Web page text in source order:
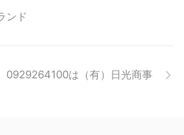
ンド
0929264100は（有）日光商事